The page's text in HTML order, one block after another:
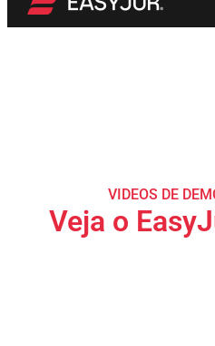
VIDEOS DE
Veja o